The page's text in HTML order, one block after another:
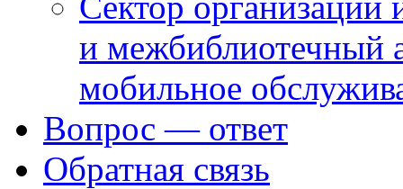
и межбиблиотечный
мобильное
Вопрос — ответ
Обратная связь